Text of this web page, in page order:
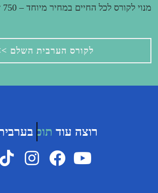
לקורס לכל החיים במחיר מיוחד – 750 ש”ח בלבד.
לקורס הערבית השלם >>
רוצה עוד סרטונים
בערבית?